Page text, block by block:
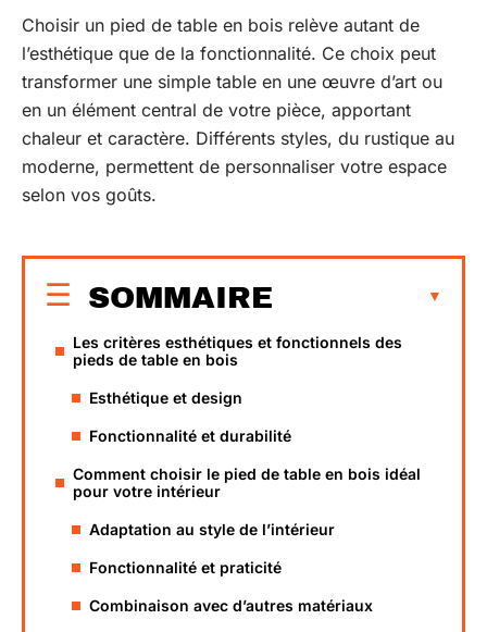
Choisir un pied de table en bois relève autant de
l’esthétique que de la fonctionnalité. Ce choix peut
transformer une simple table en une œuvre d’art ou
en un élément central de votre pièce, apportant
chaleur et caractère. Différents styles, du rustique au
moderne, permettent de personnaliser votre espace
selon vos goûts.
SOMMAIRE
Les critères esthétiques et fonctionnels des
pieds de table en bois
Esthétique et design
Fonctionnalité et durabilité
Comment choisir le pied de table en bois idéal
pour votre intérieur
Adaptation au style de l’intérieur
Fonctionnalité et praticité
Combinaison avec d’autres matériaux